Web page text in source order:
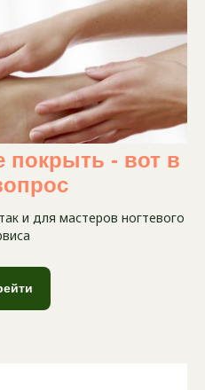
покрыть - вот в
и для мастеров ногтевого